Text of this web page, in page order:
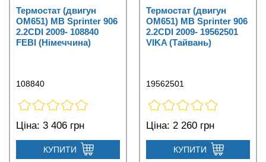
Термостат (двигун
OM651) MB Sprinter 906
2.2CDI 2009- 108840
FEBI (Німеччина)
108840
Ціна: 3 406 грн
КУПИТИ
Термостат (двигун
OM651) MB Sprinter 906
2.2CDI 2009- 19562501
VIKA (Тайвань)
19562501
Ціна: 2 260 грн
КУПИТИ